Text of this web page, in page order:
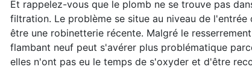
Et rappelez-vous que le plomb ne se trouve pas
filtration. Le problème se situe au niveau de l'entrée
être une robinetterie récente. Malgré le
flambant neuf peut s'avérer plus problématique
elles n'ont pas eu le temps de s'oxyder et d'être